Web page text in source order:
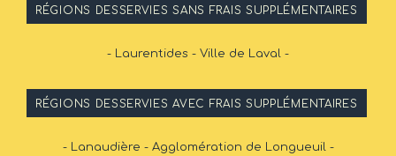
RÉGIONS DESSERVIES SANS FRAIS SUPPLÉMENTAIRES
- Laurentides - Ville de Laval -
RÉGIONS DESSERVIES AVEC FRAIS SUPPLÉMENTAIRES
- Lanaudière - Agglomération de Longueuil -